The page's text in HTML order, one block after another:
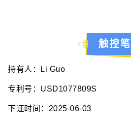
触控笔
持有人：Li Guo
专利号：USD1077809S
下证时间：2025-06-03